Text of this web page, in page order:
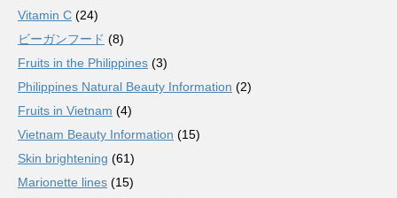
Vitamin C (24)
ビーガンフード (8)
Fruits in the Philippines (3)
Philippines Natural Beauty Information (2)
Fruits in Vietnam (4)
Vietnam Beauty Information (15)
Skin brightening (61)
Marionette lines (15)